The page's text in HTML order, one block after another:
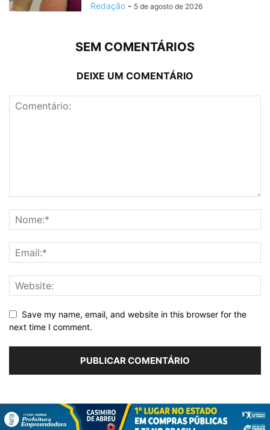
Redação - 5 de agosto de 2026
SEM COMENTÁRIOS
DEIXE UM COMENTÁRIO
Save my name, email, and website in this browser for the
next time I comment.